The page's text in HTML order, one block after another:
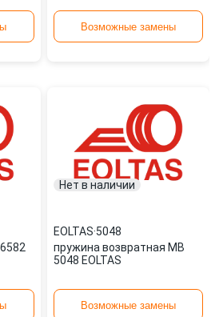
Возможные замены
Нет в наличии
EOLTAS·5048
пружина возвратная MB
5048 EOLTAS
Возможные замены